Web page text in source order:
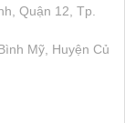
Quận 12, Tp.
Mỹ, Huyện Củ